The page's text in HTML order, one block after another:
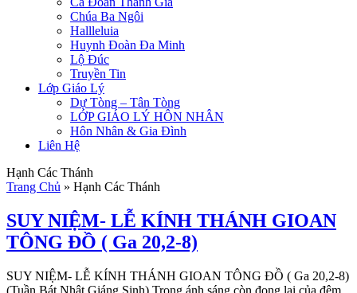
Chúa Ba Ngôi
Hallleluia
Huynh Đoàn Đa Minh
Lộ Đúc
Truyền Tin
Lớp Giáo Lý
Dự Tòng – Tân Tòng
LỚP GIÁO LÝ HÔN NHÂN
Hôn Nhân & Gia Đình
Liên Hệ
Hạnh Các Thánh
Trang Chủ » Hạnh Các Thánh
SUY NIỆM- LỄ KÍNH THÁNH GIOAN
TÔNG ĐỒ ( Ga 20,2-8)
SUY NIỆM- LỄ KÍNH THÁNH GIOAN TÔNG ĐỒ ( Ga 20,2-8)
(Tuần Bát Nhật Giáng Sinh) Trong ánh sáng còn đọng lại của đêm